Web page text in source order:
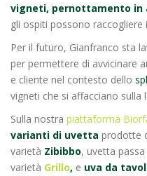
vigneti, pernottamento in
gli ospiti possono
Per il futuro, Gianfranco sta
per permettere di avvicinare
e cliente nel contesto dello
vigneti che si affacciano sulla
Sulla nostra piattaforma
varianti di uvetta prodotte
varietà Zibibbo, uvetta
varietà Grillo, e uva da